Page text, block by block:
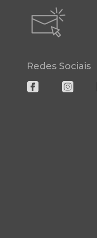
Redes Sociais